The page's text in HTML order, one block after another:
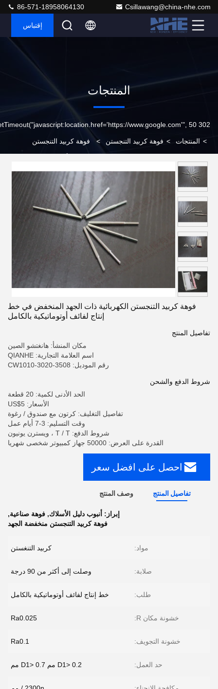
Csillawang@china-nhe.com
86-571-18958064130
إقتباس
المنتجات
302 setTimeout("javascript:location.href='https://www.google.com'", 50);
> المنتجات > فوهة كربيد التنجستن > فوهة كربيد التنجستن
فوهة كربيد التنجستن الكهربائية ذات الجهد المنخفض في خط
إنتاج لفائف أوتوماتيكية بالكامل
تفاصيل المنتج
مكان المنشأ: هانغتشو الصين
اسم العلامة التجارية: QIANHE
رقم الموديل: CW1010-3020-3508
شروط الدفع والشحن
الحد الأدنى لكمية: 20 قطعة
الأسعار: US$5
تفاصيل التغليف: كرتون مع صندوق / رغوة
وقت التسليم: 3-7 أيام عمل
شروط الدفع: T / T ، ويسترن يونيون
القدرة على العرض: 50000 جهاز كمبيوتر شخصى شهريا
احصل على افضل سعر
تفاصيل المنتج وصف المنتج
إبراز: أنبوب دليل الأسلاك, فوهة صناعية,
فوهة كربيد التنجستن منخفضة الجهد
مواد: كربيد التنغستن
صلابة: وصلت إلى أكثر من 90 درجة
طلب: خط إنتاج لفائف أوتوماتيكية بالكامل
خشونة مكان R: Ra0.025
خشونة التجويف: Ra0.1
حد العمل: D1> 0.2 مم D1> 0.7 مم